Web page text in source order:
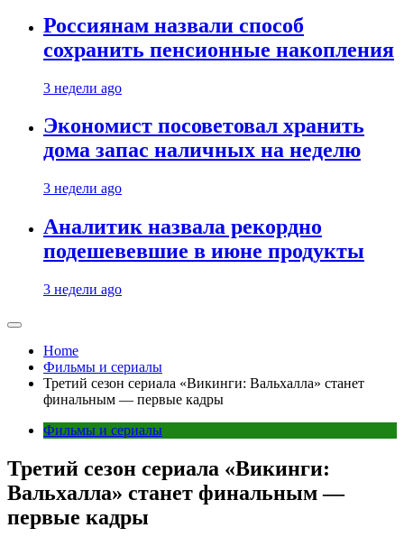
Россиянам назвали способ
сохранить пенсионные накопления
3 недели ago
Экономист посоветовал хранить
дома запас наличных на неделю
3 недели ago
Аналитик назвала рекордно
подешевевшие в июне продукты
3 недели ago
Home
Фильмы и сериалы
Третий сезон сериала «Викинги: Вальхалла» станет
финальным — первые кадры
Фильмы и сериалы
Третий сезон сериала «Викинги:
Вальхалла» станет финальным —
первые кадры